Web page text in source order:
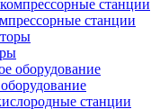
станции